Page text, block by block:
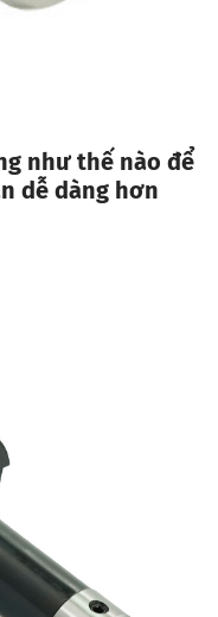
như thế nào để
dễ dàng hơn